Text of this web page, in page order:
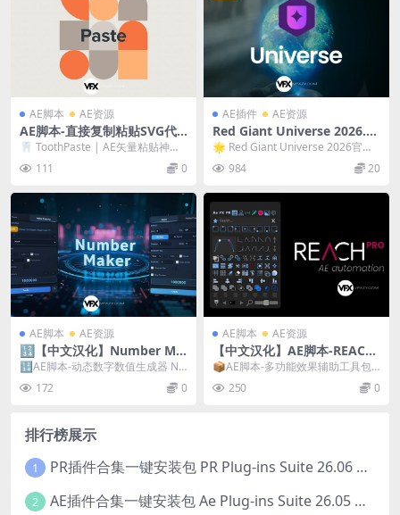
AE脚本 AE资源
AE脚本-直接复制粘贴SVG代
码导入工具 ToothPaste v1.3.
🦷 ToothPaste | AE矢量粘贴神器
111 0
AE插件 AE资源
Red Giant Universe 2026.0.
1 Win/Mac 红巨星特效预设
库套装
🌟 Red Giant Universe 2026官方
984 20
AE脚本 AE资源
🔢【中文汉化】Number Ma
ker V1.3.0 AE动态数字数值生
成脚本
🔢AE脚本-动态数字数值生成器 Nu
172 0
AE脚本 AE资源
【中文汉化】AE脚本-REACH
Pro 3.0.08 多功能效果辅助工
具包 + 使用教程
📦AE脚本-多功能效果辅助工具包 R
EACH Pro REACH Pro是一款专...
250 0
排行榜展示
1 PR插件合集一键安装包 PR Plug-ins Suite 26.06 一键安装PR所有常用插件！
2 AE插件合集一键安装包 Ae Plug-ins Suite 26.05 一键安装AE所有常用插件！